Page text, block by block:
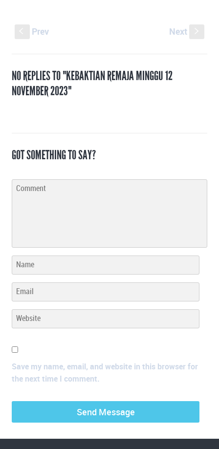
Prev Next
NO REPLIES TO "KEBAKTIAN REMAJA MINGGU 12
NOVEMBER 2023"
GOT SOMETHING TO SAY?
Save my name, email, and website in this browser for
the next time I comment.